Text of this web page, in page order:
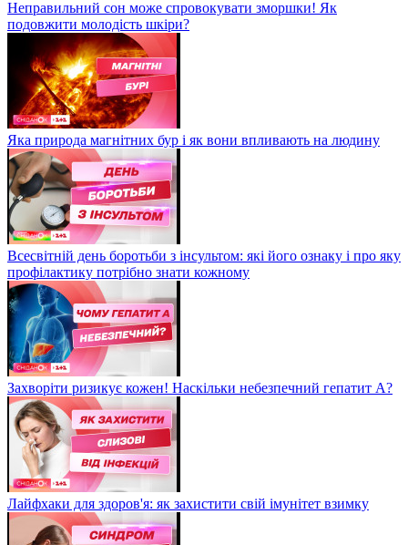
Неправильний сон може спровокувати зморшки! Як
подовжити молодість шкіри?
Яка природа магнітних бур і як вони впливають на людину
Всесвітній день боротьби з інсультом: які його ознаку і про яку
профілактику потрібно знати кожному
Захворіти ризикує кожен! Наскільки небезпечний гепатит А?
Лайфхаки для здоров'я: як захистити свій імунітет взимку